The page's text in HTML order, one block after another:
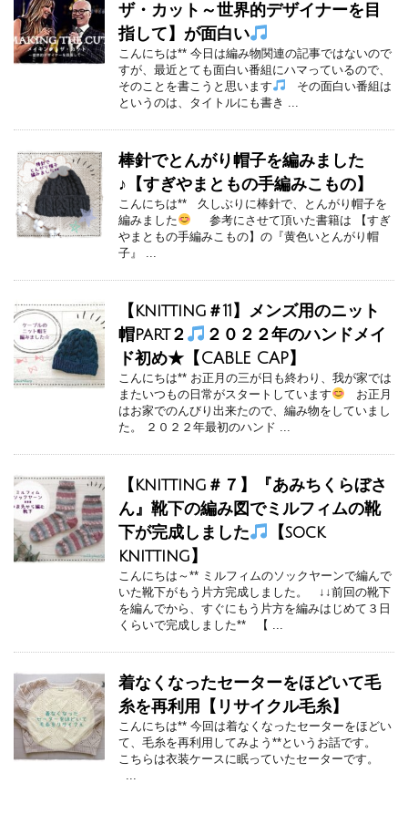
ザ・カット～世界的デザイナーを目
指して】が面白い
こんにちは** 今日は編み物関連の記事ではないので
すが、最近とても面白い番組にハマっているので、
そのことを書こうと思います
その面白い番組は
というのは、タイトルにも書き ...
棒針でとんがり帽子を編みました
♪【すぎやまともの手編みこもの】
こんにちは** 久しぶりに棒針で、とんがり帽子を
編みました
参考にさせて頂いた書籍は 【すぎ
やまともの手編みこもの】の『黄色いとんがり帽
子』 ...
【knitting＃11】メンズ用のニット
帽part２
２０２２年のハンドメイ
ド初め★【CABLE CAP】
こんにちは** お正月の三が日も終わり、我が家では
またいつもの日常がスタートしています
お正月
はお家でのんびり出来たので、編み物をしていまし
た。 ２０２２年最初のハンド ...
【knitting＃７】『あみちくらぼさ
ん』靴下の編み図でミルフィムの靴
下が完成しました
【sock
knitting】
こんにちは～** ミルフィムのソックヤーンで編んで
いた靴下がもう片方完成しました。 ↓↓前回の靴下
を編んでから、すぐにもう片方を編みはじめて３日
くらいで完成しました** 【 ...
着なくなったセーターをほどいて毛
糸を再利用【リサイクル毛糸】
こんにちは** 今回は着なくなったセーターをほどい
て、毛糸を再利用してみよう**というお話です。
こちらは衣装ケースに眠っていたセーターです。
...